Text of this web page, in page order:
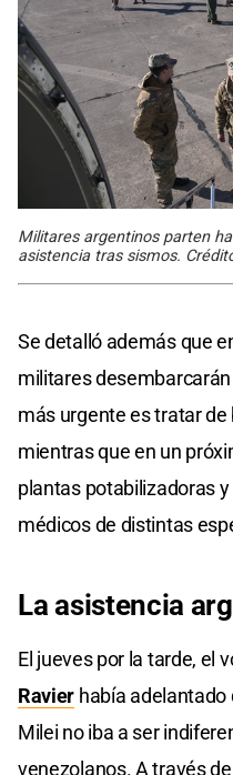
Militares argentinos parten
asistencia tras sismos.
Se detalló además que
militares
más urgente es tratar
mientras que en un
plantas potabilizadoras
médicos de distintas
La asistencia
El jueves por la tarde, el
Ravier había
Milei no iba a ser
venezolanos. A través